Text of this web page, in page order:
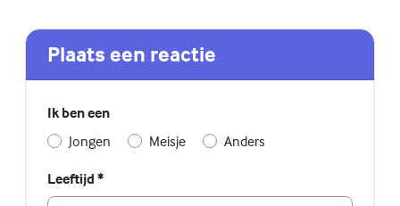
Plaats een reactie
Ik ben een
Jongen
Meisje Anders
Leeftijd *